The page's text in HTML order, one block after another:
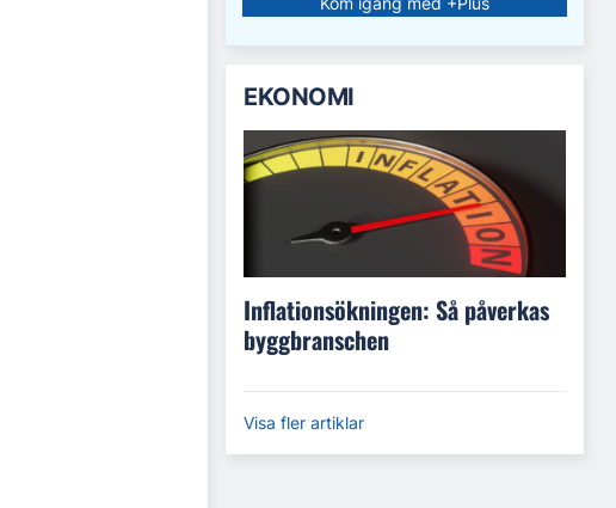
EKONOMI
Inflationsökningen: Så påverkas
byggbranschen
Visa fler artiklar